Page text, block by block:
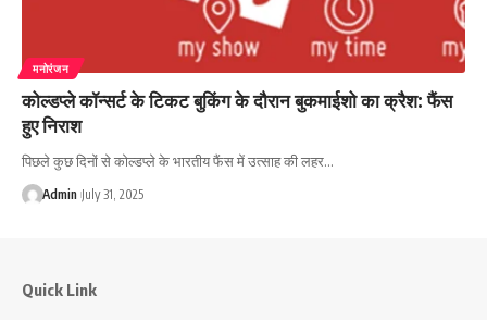
मनोरंजन
कोल्डप्ले कॉन्सर्ट के टिकट बुकिंग के दौरान बुकमाईशो का क्रैश: फैंस
हुए निराश
पिछले कुछ दिनों से कोल्डप्ले के भारतीय फैंस में उत्साह की लहर…
Admin July 31, 2025
Quick Link